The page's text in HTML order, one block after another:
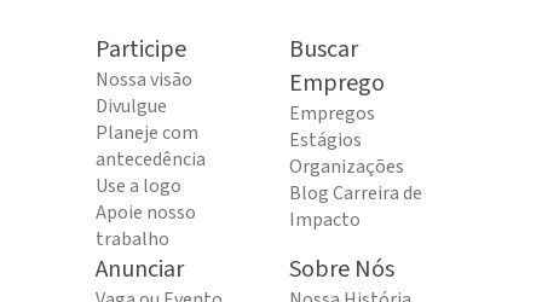
Participe
Nossa visão
Divulgue
Planeje com
antecedência
Use a logo
Apoie nosso
trabalho
Buscar
Emprego
Empregos
Estágios
Organizações
Blog Carreira de
Impacto
Anunciar Sobre Nós